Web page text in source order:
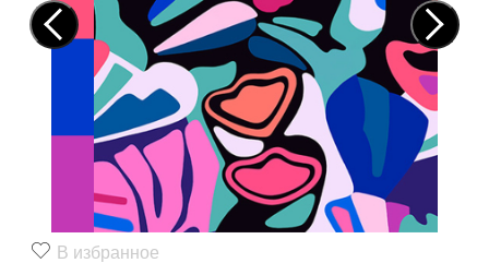
Pre
vio
Nex
t
В избранное